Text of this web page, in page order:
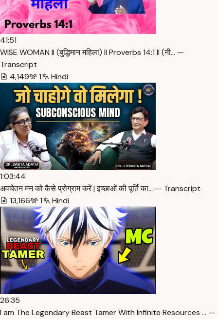
41:51
WISE WOMAN ll (बुद्धिमान महिला) ll Proverbs 14:1 ll (नी… —
Transcript
4,149
1 Hindi
1:03:44
अवचेतन मन को कैसे प्रोग्राम करें | इच्छाओं की पूर्ति का… — Transcript
13,166
1 Hindi
26:35
I am The Legendary Beast Tamer With Infinite Resources … —